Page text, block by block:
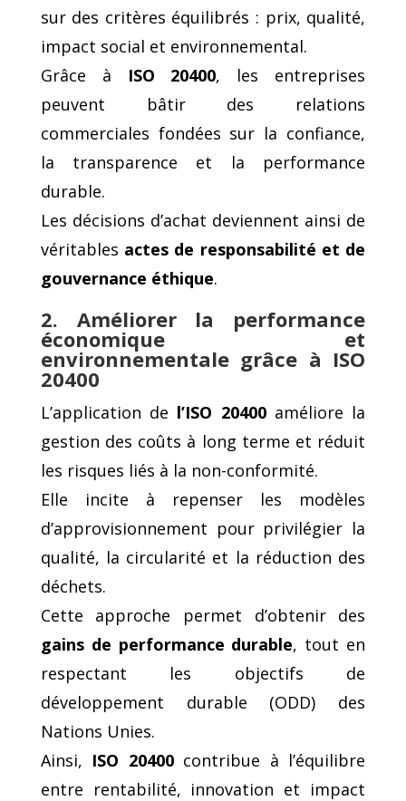
sur des critères équilibrés : prix, qualité,
impact social et environnemental.
Grâce à
ISO 20400, les entreprises
peuvent bâtir des relations
commerciales fondées sur la confiance,
la transparence et la performance
durable.
Les décisions d’achat deviennent ainsi de
véritables actes de responsabilité et de
gouvernance éthique.
2. Améliorer la performance
économique et
environnementale grâce à ISO
20400
L’application de l’ISO 20400améliore la
gestion des coûts à long terme et réduit
les risques liés à la non-conformité.
Elle incite à repenser les modèles
d’approvisionnement pour privilégier la
qualité, la circularité et la réduction des
déchets.
Cette approche permet d’obtenir des
gains de performance durable, tout en
respectant les objectifs de
développement durable (ODD) des
Nations Unies.
Ainsi, ISO 20400contribue à l’équilibre
entre rentabilité, innovation et impact